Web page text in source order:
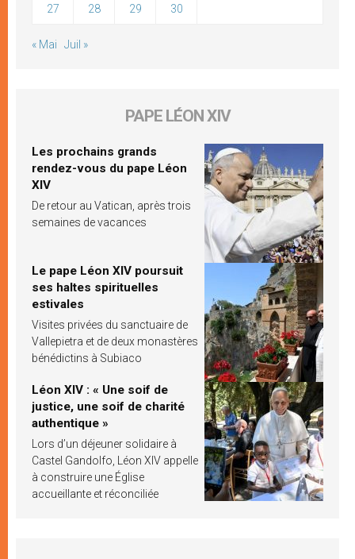
27 28 29 30
« Mai Juil »
PAPE LÉON XIV
Les prochains grands
rendez-vous du pape Léon
XIV
De retour au Vatican, après trois
semaines de vacances
Le pape Léon XIV poursuit
ses haltes spirituelles
estivales
Visites privées du sanctuaire de
Vallepietra et de deux monastères
bénédictins à Subiaco
Léon XIV : « Une soif de
justice, une soif de charité
authentique »
Lors d’un déjeuner solidaire à
Castel Gandolfo, Léon XIV appelle
à construire une Église
accueillante et réconciliée